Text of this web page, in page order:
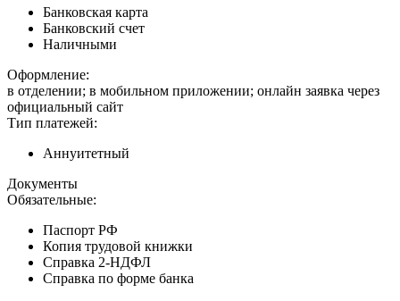
Банковская карта
Банковский счет
Наличными
Оформление:
в отделении; в мобильном приложении; онлайн заявка через
официальный сайт
Тип платежей:
Аннуитетный
Документы
Обязательные:
Паспорт РФ
Копия трудовой книжки
Справка 2-НДФЛ
Справка по форме банка